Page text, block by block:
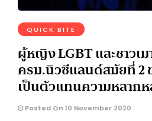
QUICK BITE
ผู้หญิง LGBT และชาวเม
ครม.นิวซีแลนด์สมัยที่ 2
เป็นตัวแทนความหลาก
Posted On 10 November 2020